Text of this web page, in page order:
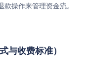
操作来管理资金流。
与收费标准）